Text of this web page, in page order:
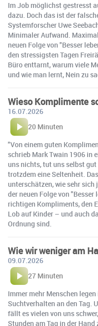
Im Job möglichst gestresst
dazu. Doch das ist der
Systemforscher Uwe
Minimaler Aufwand.
neuen Folge von "Besser
den stressigsten Tagen
Büro enttarnt, warum viele
und wie man lernt, Nein zu
Wieso Komplimente
16.07.2026
20 Minuten
"Von einem guten
schrieb Mark Twain 1906 in
uns nichts, tut uns selbst
trotzdem eine Seltenheit.
unterschätzen, wie sehr
der neuen Folge von "Besser
richtigen Kompliments, den
Lob auf Kinder – und auch
Ordnung sind.
Wie wir weniger am
09.07.2026
27 Minuten
Immer mehr Menschen
Suchtverhalten an den Tag.
fällt es vielen von uns
Stunden am Tag in der